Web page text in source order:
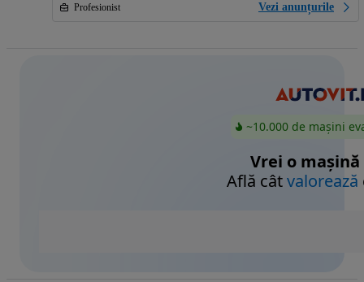
Profesionist Vezi anunțurile
~10.000 de mașini
Vrei o mașină
Află câtvalorează